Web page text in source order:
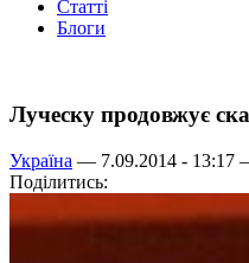
Статті
Блоги
Луческу продовжує
Україна — 7.09.2014 - 13:17
Поділитись: